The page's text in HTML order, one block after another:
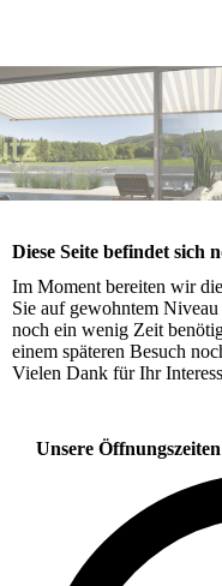
Diese Seite befindet sich
Im Moment bereiten wir
Sie auf gewohntem
noch ein wenig Zeit
einem späteren Besuch
Vielen Dank für Ihr
Unsere Öffnungszeiten